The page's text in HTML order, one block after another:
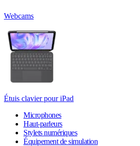
Webcams
Étuis clavier pour iPad
Microphones
Haut-parleurs
Stylets numériques
Équipement de simulation